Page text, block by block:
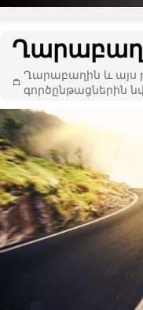
Ղարաբաղ
Ղարաբաղին և այս
գործընթացներին